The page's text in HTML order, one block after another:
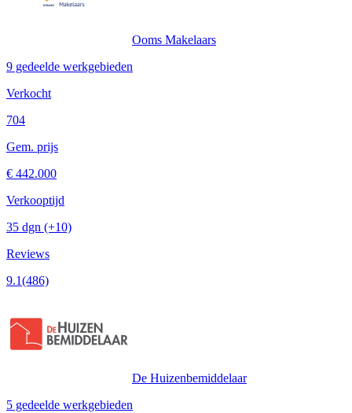
Ooms Makelaars
9 gedeelde werkgebieden
Verkocht
704
Gem. prijs
€ 442.000
Verkooptijd
35 dgn (+10)
Reviews
9.1(486)
De Huizenbemiddelaar
5 gedeelde werkgebieden